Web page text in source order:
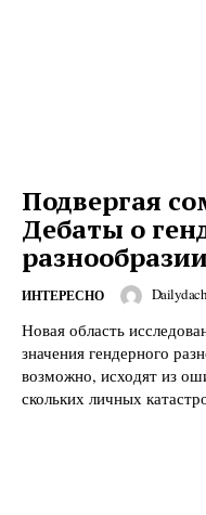
Подвергая
Дебаты о
ИНТЕРЕСНО
Новая область
значения гендерного
возможно, исходят из
скольких личных